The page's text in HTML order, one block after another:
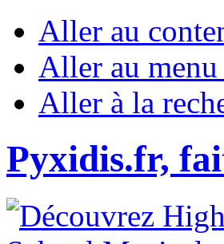
Aller au
Aller au
Aller à la
Pyxidis.fr,